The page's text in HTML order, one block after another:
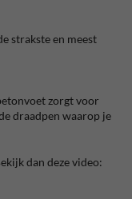
strakste en meest
zorgt voor
draadpen waarop je
dan deze video: